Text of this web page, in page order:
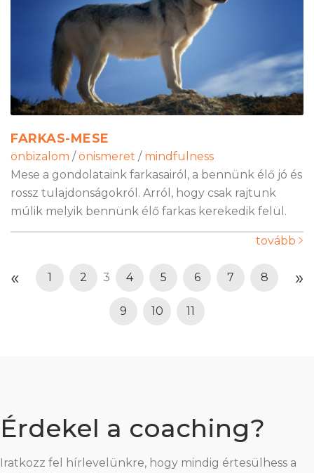
FARKAS-MESE
önbizalom / önismeret / mindfulness
Mese a gondolataink farkasairól, a bennünk élő jó és
rossz tulajdonságokról. Arról, hogy csak rajtunk
múlik melyik bennünk élő farkas kerekedik felül.
tovább
« 1 2 3 4 5 6 7 8
9 10 11
»
Érdekel a coaching?
Iratkozz fel hírlevelünkre, hogy mindig értesülhess a